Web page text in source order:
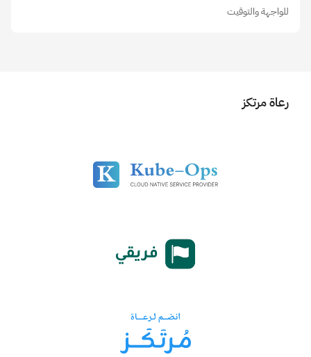
للواجهة والتوقيت
رعاة مرتكز